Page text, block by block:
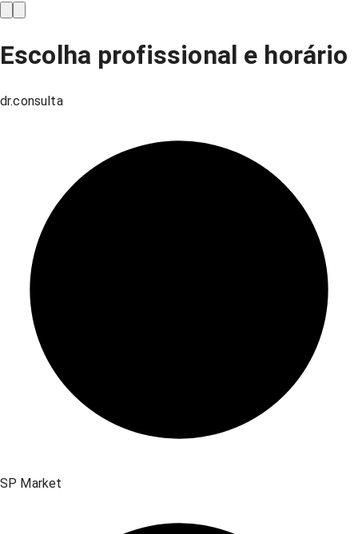
Escolha profissional e horário
dr.consulta
SP Market